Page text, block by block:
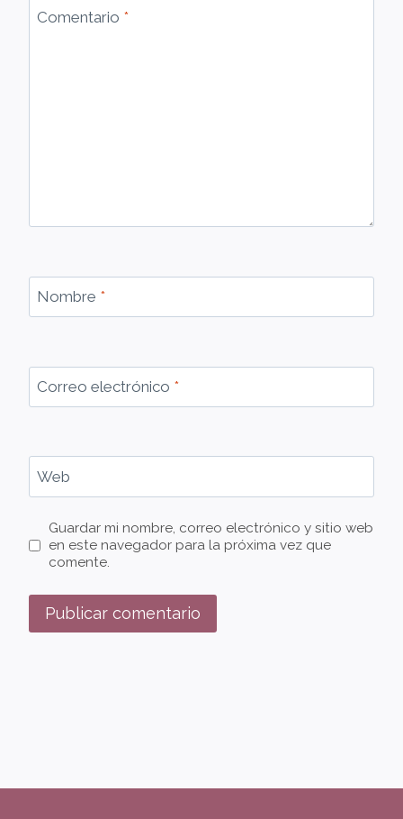
Comentario *
Nombre *
Correo electrónico *
Web
Guardar mi nombre, correo electrónico y sitio web
en este navegador para la próxima vez que
comente.